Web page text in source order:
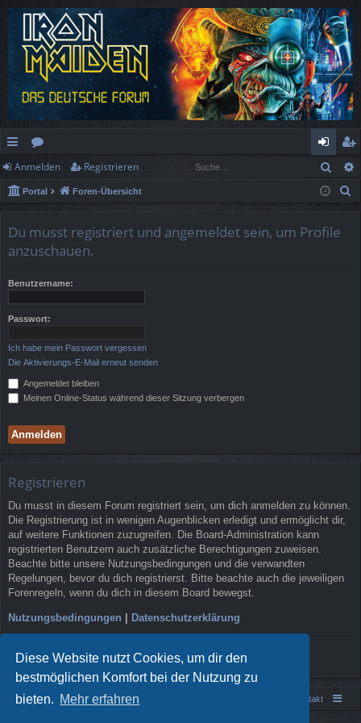
Diese Website nutzt Cookies, um dir den
bestmöglichen Komfort bei der Nutzung zu
bieten. Mehr erfahren
ch
ne
ug
f
or
en
n
m
eg
ist
Anmelden Registrieren
Portal Foren-Übersicht
Du musst registriert und angemeldet sein, um Profile
anzuschauen.
Benutzername:
Passwort:
Ich habe mein Passwort vergessen
Die Aktivierungs-E-Mail erneut senden
Angemeldet bleiben
Meinen Online-Status während dieser Sitzung verbergen
Registrieren
Du musst in diesem Forum registriert sein, um dich anmelden zu können.
Die Registrierung ist in wenigen Augenblicken erledigt und ermöglicht dir,
auf weitere Funktionen zuzugreifen. Die Board-Administration kann
registrierten Benutzern auch zusätzliche Berechtigungen zuweisen.
Beachte bitte unsere Nutzungsbedingungen und die verwandten
Regelungen, bevor du dich registrierst. Bitte beachte auch die jeweiligen
Forenregeln, wenn du dich in diesem Board bewegst.
Nutzungsbedingungen | Datenschutzerklärung
Registrieren
Portal Foren-Übersicht Kontakt